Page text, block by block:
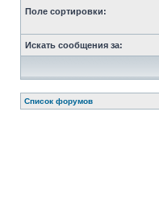
Поле сортировки:
Искать сообщения за:
Список форумов